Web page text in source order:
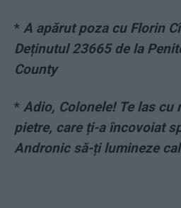
* A apărut poza cu Florin
Deținutul 23665 de la
County
* Adio, Colonele! Te las cu
pietre, care ți-a încovoiat
Andronic să-ți lumineze